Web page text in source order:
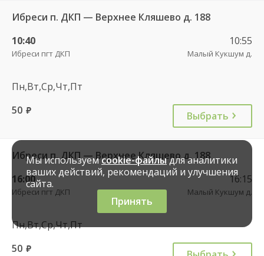
Ибреси п. ДКП — Верхнее Кляшево д. 188
10:40
Ибреси пгт ДКП
10:55
Малый Кукшум д.
Пн,Вт,Ср,Чт,Пт
50 руб. Выбрать
Ибреси п. ДКП — Верхнее Кляшево д. 188
16:00
Ибреси пгт ДКП
16:15
Малый Кукшум д.
Пн,Вт,Ср,Чт,Пт
50 руб.
Мы используемcookie-файлыдля аналитики
ваших действий, рекомендаций и улучшения
сайта.
Принять